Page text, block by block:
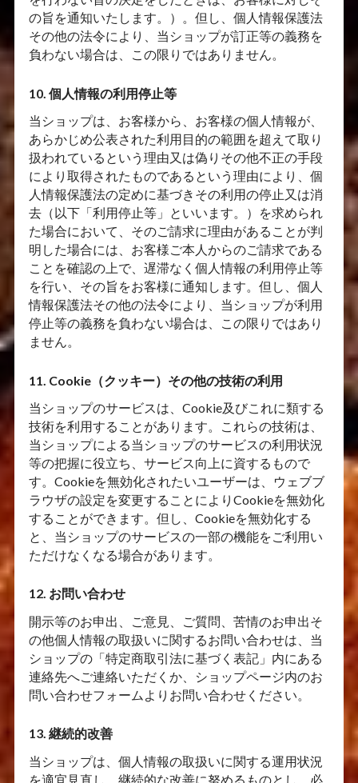
の旨を通知いたします。）。但し、個人情報保護法
その他の法令により、当ショップが訂正等の義務を
負わない場合は、この限りではありません。
10. 個人情報の利用停止等
当ショップは、お客様から、お客様の個人情報が、
あらかじめ公表された利用目的の範囲を超えて取り
扱われているという理由又は偽りその他不正の手段
により取得されたものであるという理由により、個
人情報保護法の定めに基づきその利用の停止又は消
去（以下「利用停止等」といいます。）を求められ
た場合において、そのご請求に理由があることが判
明した場合には、お客様ご本人からのご請求である
ことを確認の上で、遅滞なく個人情報の利用停止等
を行い、その旨をお客様に通知します。但し、個人
情報保護法その他の法令により、当ショップが利用
停止等の義務を負わない場合は、この限りではあり
ません。
11. Cookie（クッキー）その他の技術の利用
当ショップのサービスは、Cookie及びこれに類する
技術を利用することがあります。これらの技術は、
当ショップによる当ショップのサービスの利用状況
等の把握に役立ち、サービス向上に資するもので
す。Cookieを無効化されたいユーザーは、ウェブブ
ラウザの設定を変更することによりCookieを無効化
することができます。但し、Cookieを無効化する
と、当ショップのサービスの一部の機能をご利用い
ただけなくなる場合があります。
12. お問い合わせ
開示等のお申出、ご意見、ご質問、苦情のお申出そ
の他個人情報の取扱いに関するお問い合わせは、当
ショップの「特定商取引法に基づく表記」内にある
連絡先へご連絡いただくか、ショップページ内のお
問い合わせフォームよりお問い合わせください。
13. 継続的改善
当ショップは、個人情報の取扱いに関する運用状況
を適宜見直し、継続的な改善に努めるものとし、必